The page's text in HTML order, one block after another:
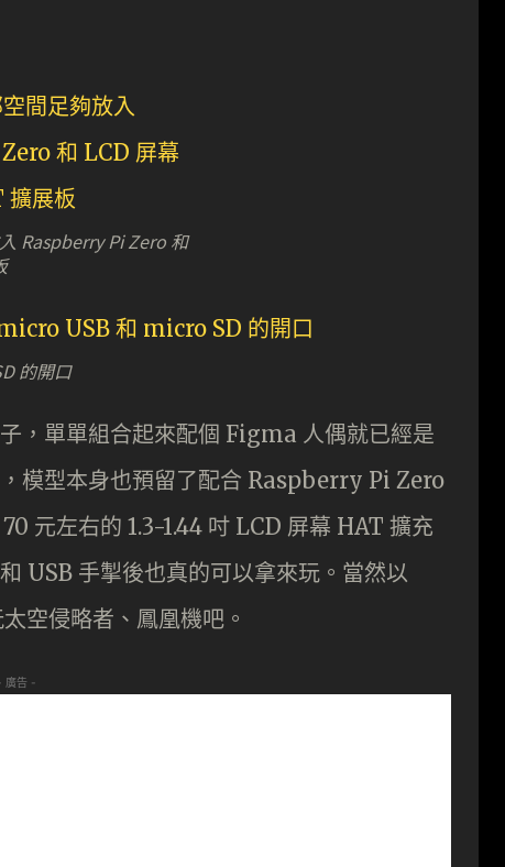
Raspberry Pi Zero 和
的開口
，單單組合起來配個 Figma 人偶就已經是
模型本身也預留了配合 Raspberry Pi Zero
元左右的 1.3-1.44 吋 LCD 屏幕 HAT 擴充
USB 手掣後也真的可以拿來玩。當然以
空侵略者、鳳凰機吧。
廣告 -